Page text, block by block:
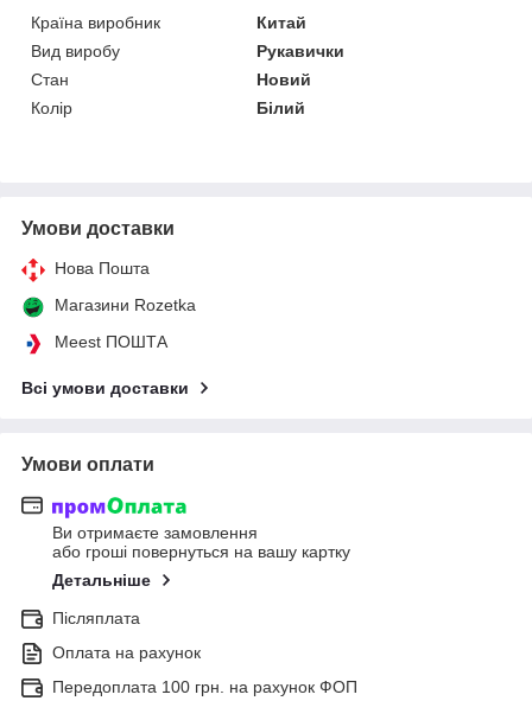
Країна виробник
Китай
Вид виробу
Рукавички
Стан
Новий
Колір
Білий
Умови доставки
Нова Пошта
Магазини Rozetka
Meest ПОШТА
Всі умови доставки
Умови оплати
Ви отримаєте замовлення
або гроші повернуться на вашу картку
Детальніше
Післяплата
Оплата на рахунок
Передоплата 100 грн. на рахунок ФОП